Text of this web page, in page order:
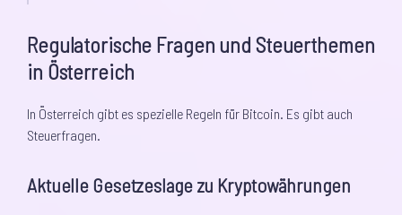
Regulatorische Fragen und Steuerthemen
in Österreich
In Österreich gibt es spezielle Regeln für Bitcoin. Es gibt auch
Steuerfragen.
Aktuelle Gesetzeslage zu Kryptowährungen